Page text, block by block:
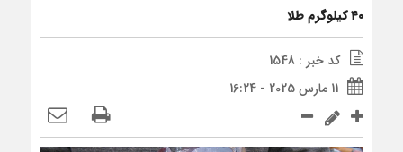
سوءاستفاده معاندین
اختصاصی| معطلی بار
۴۰ کیلوگرم طلا
کد خبر : 1548
11 مارس 2025 - 16:24